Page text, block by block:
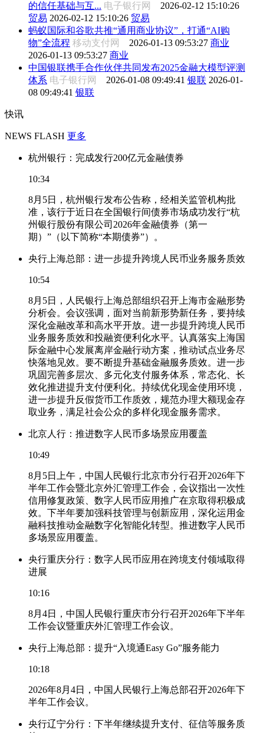
的信任基础与互... 电子银行网 2026-02-12 15:10:26
贸易 2026-02-12 15:10:26 贸易
蚂蚁国际和谷歌共推“通用商业协议”，打通“AI购
物”全流程 移动支付网 2026-01-13 09:53:27 商业
2026-01-13 09:53:27 商业
中国银联携手合作伙伴共同发布2025金融大模型评测
体系 电子银行网 2026-01-08 09:49:41 银联 2026-01-
08 09:49:41 银联
快讯
NEWS FLASH 更多
杭州银行：完成发行200亿元金融债券
10:34
8月5日，杭州银行发布公告称，经相关监管机构批
准，该行于近日在全国银行间债券市场成功发行“杭
州银行股份有限公司2026年金融债券（第一
期）”（以下简称“本期债券”）。
央行上海总部：进一步提升跨境人民币业务服务质效
10:54
8月5日，人民银行上海总部组织召开上海市金融形势
分析会。会议强调，面对当前新形势新任务，要持续
深化金融改革和高水平开放。进一步提升跨境人民币
业务服务质效和投融资便利化水平。认真落实上海国
际金融中心发展离岸金融行动方案，推动试点业务尽
快落地见效。要不断提升基础金融服务质效。进一步
巩固完善多层次、多元化支付服务体系，常态化、长
效化推进提升支付便利化。持续优化现金使用环境，
进一步提升反假货币工作质效，规范办理大额现金存
取业务，满足社会公众的多样化现金服务需求。
北京人行：推进数字人民币多场景应用覆盖
10:49
8月5日上午，中国人民银行北京市分行召开2026年下
半年工作会暨北京外汇管理工作会，会议指出一次性
信用修复政策、数字人民币应用推广在京取得积极成
效。下半年要加强科技管理与创新应用，深化运用金
融科技推动金融数字化智能化转型。推进数字人民币
多场景应用覆盖。
央行重庆分行：数字人民币应用在跨境支付领域取得
进展
10:16
8月4日，中国人民银行重庆市分行召开2026年下半年
工作会议暨重庆外汇管理工作会议。
央行上海总部：提升“入境通Easy Go”服务能力
10:18
2026年8月4日，中国人民银行上海总部召开2026年下
半年工作会议。
央行辽宁分行：下半年继续提升支付、征信等服务质